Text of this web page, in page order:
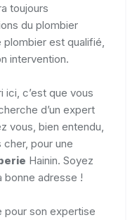
toujours
du plombier
plombier est qualifié,
intervention.
ici, c’est que vous
d’un expert
vous, bien entendu,
pour une
Hainin. Soyez
bonne adresse !
pour son expertise